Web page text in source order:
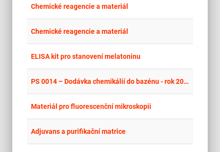
Chemické reagencie a materiál
Chemické reagencie a materiál
ELISA kit pro stanovení melatoninu
PS 0014 – Dodávka chemikálií do bazénu - rok 2027
Materiál pro fluorescenční mikroskopii
Adjuvans a purifikační matrice